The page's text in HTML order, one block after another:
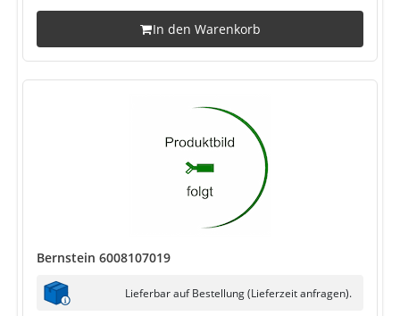
In den Warenkorb
Bernstein 6008107019
Lieferbar auf Bestellung (Lieferzeit anfragen).